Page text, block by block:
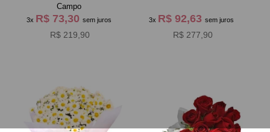
Campo
3x R$ 73,30 sem juros
R$ 219,90
3x R$ 92,63sem juros
R$ 277,90